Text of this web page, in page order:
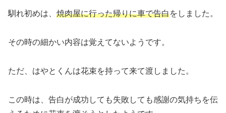
馴れ初めは、 焼肉屋に行った帰りに車で告白をしました。
その時の細かい内容は覚えてないようです。
ただ、はやとくんは花束を持って来て渡しました。
この時は、告白が成功しても失敗しても感謝の気持ちを伝